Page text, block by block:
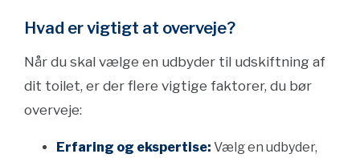
Hvad er vigtigt at overveje?
Når du skal vælge en udbyder til udskiftning af
dit toilet, er der flere vigtige faktorer, du bør
overveje:
Erfaring og ekspertise: Vælg en udbyder,